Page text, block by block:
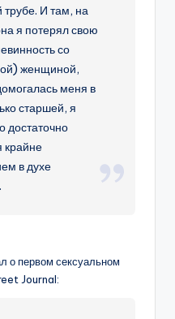
трубе. И там, на
я потерял свою
со
женщиной,
меня в
старшей, я
достаточно
крайне
в духе
о первом сексуальном
Journal: